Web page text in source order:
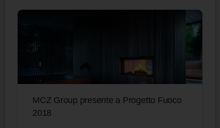
MCZ Group presente a Progetto Fuoco
2018